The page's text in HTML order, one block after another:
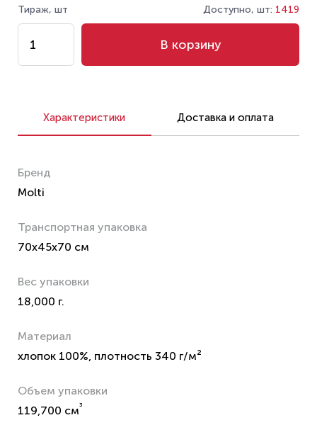
Тираж, шт Доступно, шт: 1419
В корзину
Характеристики Доставка и оплата
Бренд
Molti
Транспортная упаковка
70x45x70 см
Вес упаковки
18,000 г.
Материал
хлопок 100%, плотность 340 г/м²
Объем упаковки
119,700 см³